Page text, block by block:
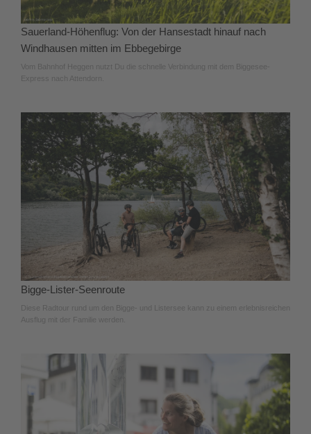
Sauerland-Höhenflug: Von der Hansestadt hinauf nach
Windhausen mitten im Ebbegebirge
Vom Bahnhof Heggen nutzt Du die schnelle Verbindung mit dem Biggesee-
Express nach Attendorn.
Bigge-Lister-Seenroute
Diese Radtour rund um den Bigge- und Listersee kann zu einem erlebnisreichen
Ausflug mit der Familie werden.